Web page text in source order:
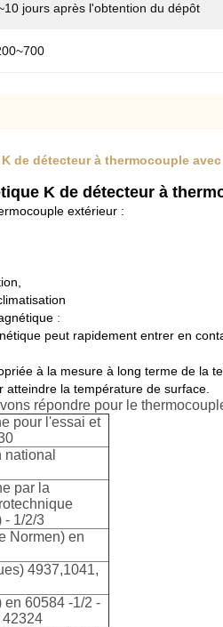
jours après l'obtention du dépôt
de détecteur à thermocouple
K de détecteur à
extérieur :
:
peut rapidement entrer en
à la mesure à long terme de la
la température de surface.
répondre pour le
pour l'essai et
national
par la
- 1/2/3
Normen) en
4937,1041,
en 60584 -1/2 -
42324